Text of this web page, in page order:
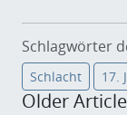
Schlagwörter
Schlacht 17.
Older